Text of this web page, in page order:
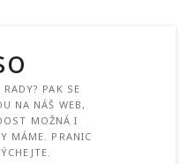
PAK SE
NA NÁŠ WEB,
MOŽNÁ I
MÁME. PRANIC